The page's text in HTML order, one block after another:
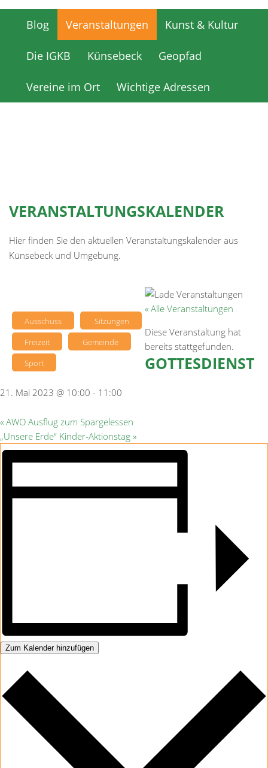
Blog Veranstaltungen Kunst & Kultur
Die IGKB Künsebeck Geopfad
Vereine im Ort Wichtige Adressen
VERANSTALTUNGSKALENDER
Hier finden Sie den aktuellen Veranstaltungskalender aus
Künsebeck und Umgebung.
Ausschuss
Sitzungen
Freizeit
Gemeinde
Sport
« Alle Veranstaltungen
Diese Veranstaltung hat
bereits stattgefunden.
GOTTESDIENST
21. Mai 2023 @ 10:00 - 11:00
« AWO Ausflug zum Spargelessen
„Unsere Erde“ Kinder-Aktionstag »
Zum Kalender hinzufügen